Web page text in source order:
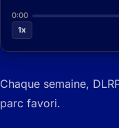
0:00
1x
Chaque semaine,
parc favori.